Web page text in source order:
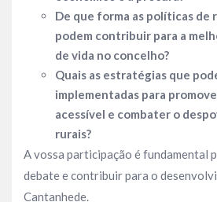
De que forma as políticas de
podem contribuir para a
de vida no concelho?
Quais as estratégias que
implementadas para
acessível e combater o
rurais?
A vossa participação é fundamental
debate e contribuir para o
Cantanhede.